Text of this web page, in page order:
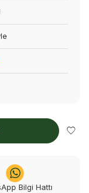
Bilgi Hattı